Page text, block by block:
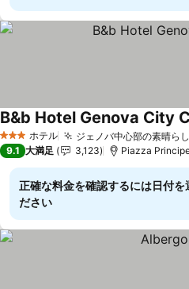
3 ホテルのランク
ホテル ジェノバ中心部の素晴ら
B&b Hotel Genova City
9.1 大満足 3,123 Piazza
正確な料金を確認するには日付を
ださい